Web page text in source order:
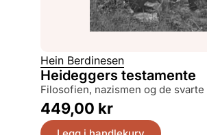
Hein Berdinesen
Heideggers testamente
filosofien, nazismen og de
449,00 kr